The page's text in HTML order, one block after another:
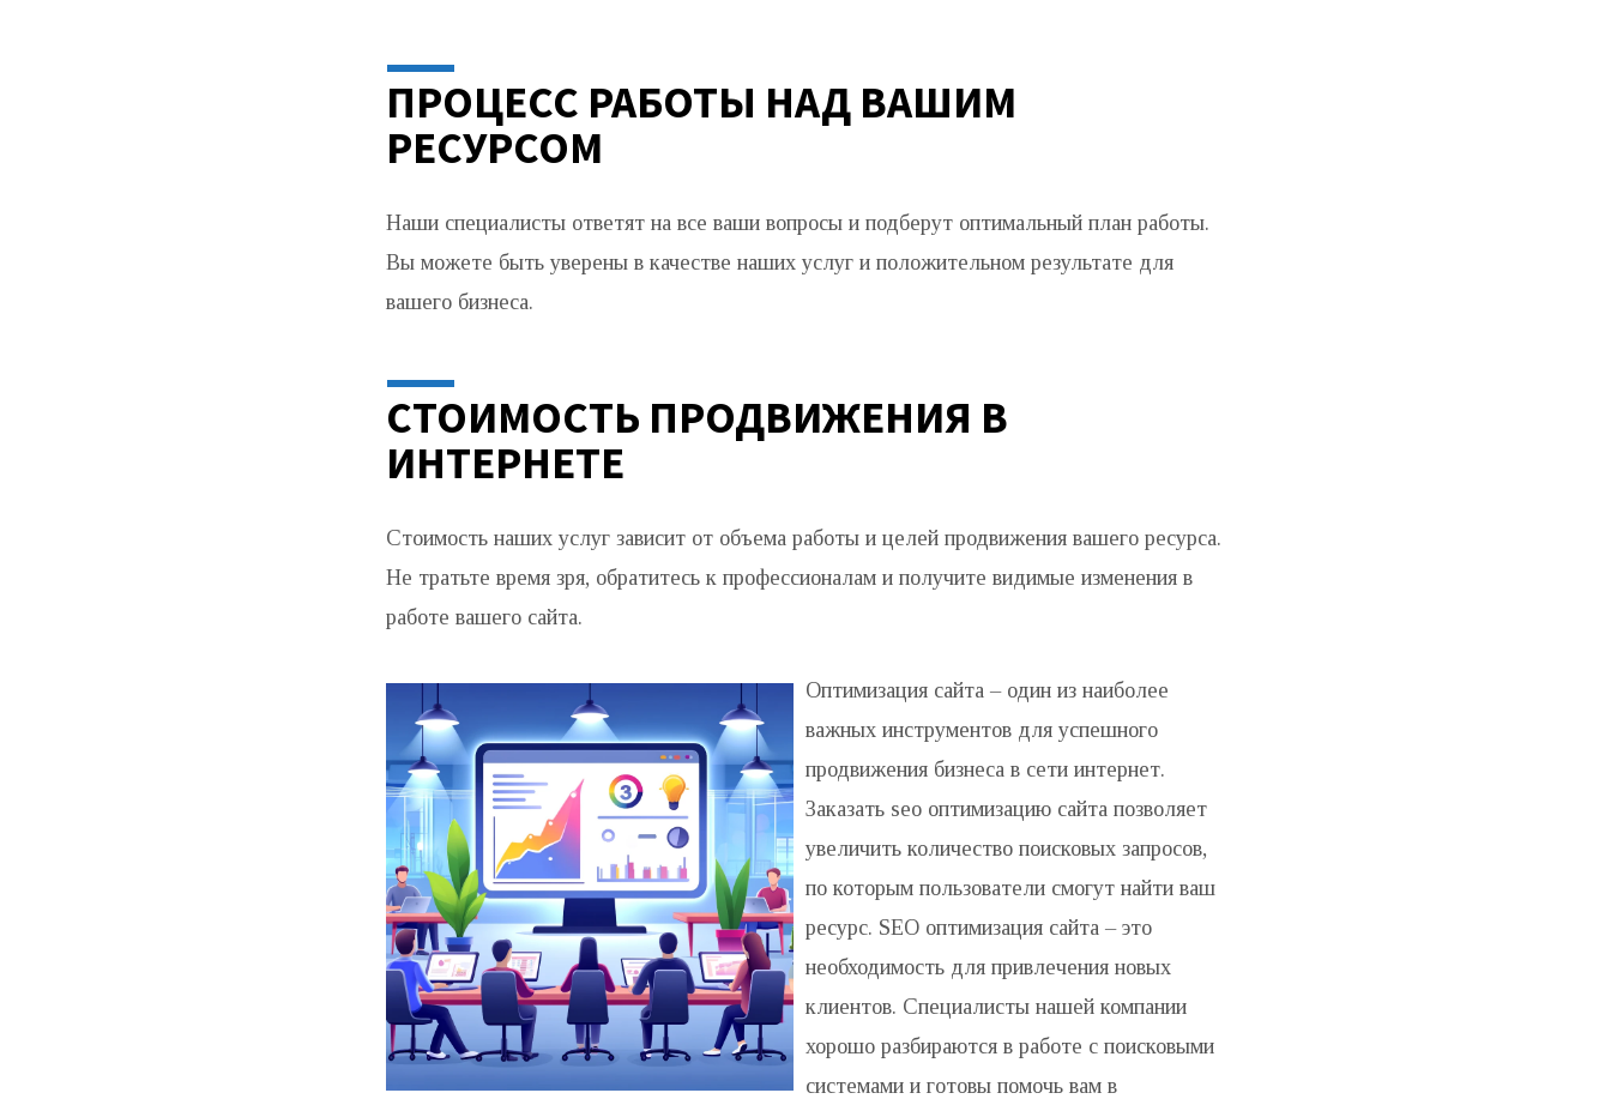
ПРОЦЕСС РАБОТЫ НАД ВАШИМ
РЕСУРСОМ
Наши специалисты ответят на все ваши вопросы и подберут оптимальный план работы.
Вы можете быть уверены в качестве наших услуг и положительном результате для
вашего бизнеса.
СТОИМОСТЬ ПРОДВИЖЕНИЯ В
ИНТЕРНЕТЕ
Стоимость наших услуг зависит от объема работы и целей продвижения вашего ресурса.
Не тратьте время зря, обратитесь к профессионалам и получите видимые изменения в
работе вашего сайта.
Оптимизация сайта – один из наиболее
важных инструментов для успешного
продвижения бизнеса в сети интернет.
Заказать seo оптимизацию сайта позволяет
увеличить количество поисковых запросов,
по которым пользователи смогут найти ваш
ресурс. SEO оптимизация сайта – это
необходимость для привлечения новых
клиентов. Специалисты нашей компании
хорошо разбираются в работе с поисковыми
системами и готовы помочь вам в